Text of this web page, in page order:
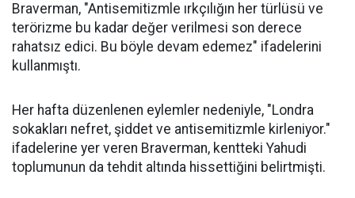
Braverman, "Antisemitizmle ırkçılığın her türlüsü ve
terörizme bu kadar değer verilmesi son derece
rahatsız edici. Bu böyle devam edemez" ifadelerini
kullanmıştı.
Her hafta düzenlenen eylemler nedeniyle, "Londra
sokakları nefret, şiddet ve antisemitizmle kirleniyor."
ifadelerine yer veren Braverman, kentteki Yahudi
toplumunun da tehdit altında hissettiğini belirtmişti.